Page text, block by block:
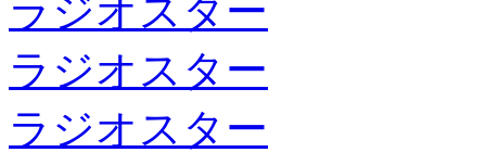
ラジオスター
ラジオスター
ラジオスター